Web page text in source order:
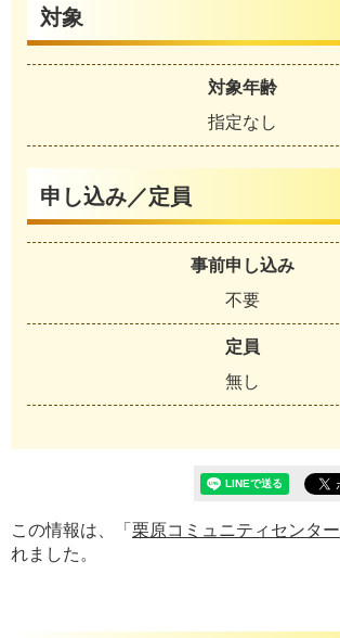
対象
対象年齢
指定なし
申し込み／定員
事前申し込み
不要
定員
無し
この情報は、「 栗原コミュニティセンター
れました。